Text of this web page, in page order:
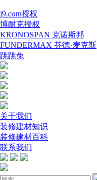
j9.com授权
博耐克授权
KRONOSPAN 克诺斯邦
FUNDERMAX 芬德·麦克斯
跳跳兔
关于我们
装修建材知识
装修建材百科
联系我们